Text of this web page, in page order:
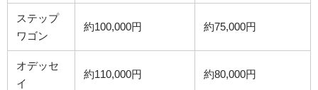
ステップ
ワゴン
約100,000円 約75,000円
オデッセ
イ
約110,000円 約80,000円